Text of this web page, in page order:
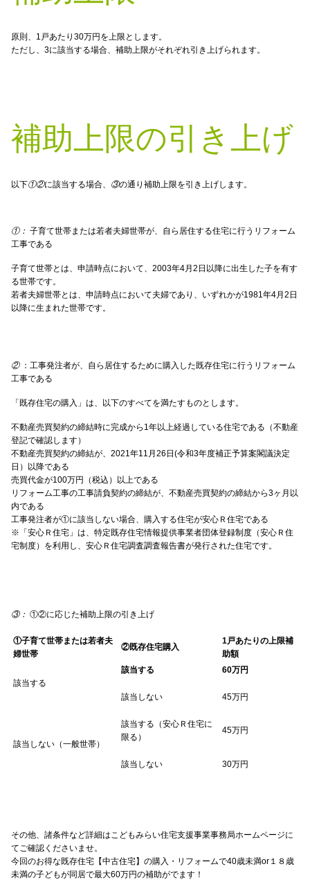
原則、1戸あたり30万円を上限とします。
ただし、 3に該当する場合、補助上限がそれぞれ引き上げられます。
補助上限の引き上げ
以下①②に該当する場合、 ③の通り補助上限を引き上げします。
①： 子育て世帯または若者夫婦世帯が、自ら居住する住宅に行うリフォーム
工事である
子育て世帯とは、申請時点において、2003年4月2日以降に出生した子を有す
る世帯です。
若者夫婦世帯とは、申請時点において夫婦であり、いずれかが1981年4月2日
以降に生まれた世帯です。
②：工事発注者が、自ら居住するために購入した既存住宅に行うリフォーム
工事である
「既存住宅の購入」は、以下のすべてを満たすものとします。
不動産売買契約の締結時に完成から1年以上経過している住宅である（不動産
登記で確認します）
不動産売買契約の締結が、2021年11月26日(令和3年度補正予算案閣議決定
日）以降である
売買代金が100万円（税込）以上である
リフォーム工事の工事請負契約の締結が、不動産売買契約の締結から3ヶ月以
内である
工事発注者が①に該当しない場合、購入する住宅が安心Ｒ住宅である
※ 「安心Ｒ住宅」は、特定既存住宅情報提供事業者団体登録制度（安心Ｒ住
宅制度）を利用し、安心Ｒ住宅調査調査報告書が発行された住宅です。
③： ①②に応じた補助上限の引き上げ
①子育て世帯または若者夫
婦世帯
②既存住宅購入
1戸あたりの上限補
助額
該当する
該当する 60万円
該当しない 45万円
該当しない（一般世帯）
該当する（安心Ｒ住宅に
限る）
45万円
該当しない 30万円
その他、諸条件など詳細はこどもみらい住宅支援事業事務局ホームページに
てご確認くださいませ。
今回のお得な既存住宅【中古住宅】の購入・リフォームで40歳未満or１８歳
未満の子どもが同居で最大60万円の補助がでます！